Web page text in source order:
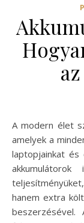
A modern élet szerves részét képezik az akkumulátorok,
amelyek a
laptopjainkat és
hanem extra
beszerzésével.